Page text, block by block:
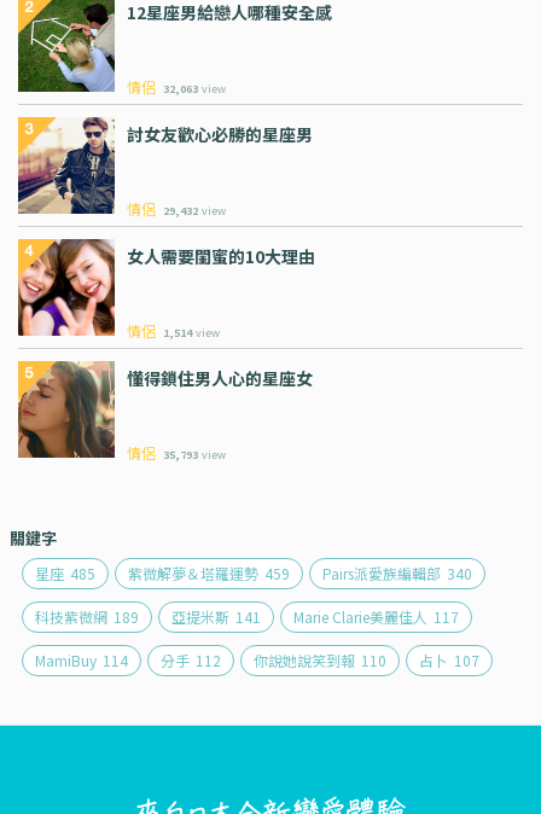
12星座男給戀人哪種安全感
情侶 32,063 view
討女友歡心必勝的星座男
情侶 29,432 view
女人需要閨蜜的10大理由
情侶 1,514 view
懂得鎖住男人心的星座女
情侶 35,793 view
關鍵字
星座 485 紫微解夢＆塔羅運勢 459 Pairs派愛族編輯部 340
科技紫微網 189 亞提米斯 141 Marie Clarie美麗佳人 117
MamiBuy 114 分手 112 你說她說笑到報 110 占卜 107